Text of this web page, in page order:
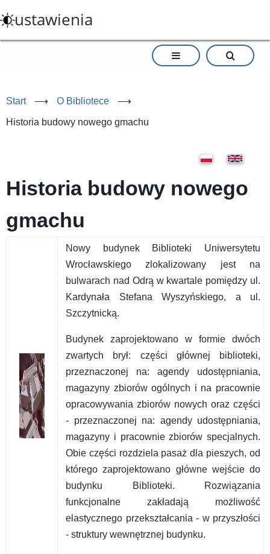
do
treści
ustawienia
Start ⟶ O Bibliotece ⟶
Historia budowy nowego gmachu
Historia budowy nowego
gmachu
Nowy budynek Biblioteki Uniwersytetu
Wrocławskiego zlokalizowany jest na
bulwarach nad Odrą w kwartale pomiędzy ul.
Kardynała Stefana Wyszyńskiego, a ul.
Szczytnicką.
Budynek zaprojektowano w formie dwóch
zwartych brył: części głównej biblioteki,
przeznaczonej na: agendy udostępniania,
magazyny zbiorów ogólnych i na pracownie
opracowywania zbiorów nowych oraz części
- przeznaczonej na: agendy udostępniania,
magazyny i pracownie zbiorów specjalnych.
Obie części rozdziela pasaż dla pieszych, od
którego zaprojektowano główne wejście do
budynku Biblioteki. Rozwiązania
funkcjonalne zakładają możliwość
elastycznego przekształcania - w przyszłości
- struktury wewnętrznej budynku.